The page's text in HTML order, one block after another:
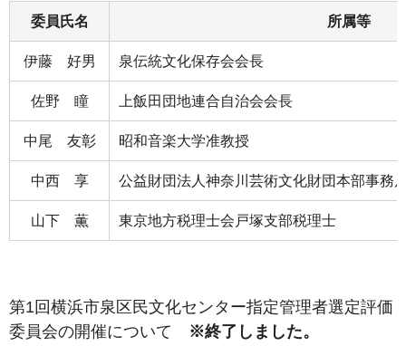
委員氏名 所属等
伊藤 好男 泉伝統文化保存会会長
佐野 瞳 上飯田団地連合自治会会長
中尾 友彰 昭和音楽大学准教授
中西 享 公益財団法人神奈川芸術文化財団本部事務
山下 薫 東京地方税理士会戸塚支部税理士
第1回横浜市泉区民文化センター指定管理者選定評価
委員会の開催について ※終了しました。